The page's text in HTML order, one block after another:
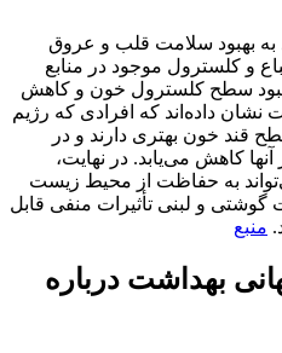
به بهبود سلامت قلب و عروق
و کلسترول موجود در منابع
بهبود سطح کلسترول خون و کاهش
داده‌اند که افرادی که رژیم
قند خون بهتری دارند و در
خطر ابتلا به دیابت نوع 2 در آنها کاهش می‌یابد. در نهایت،
به حفاظت از محیط زیست
گوشتی و لبنی تأثیرات منفی قابل
منبع
بهداشت درباره